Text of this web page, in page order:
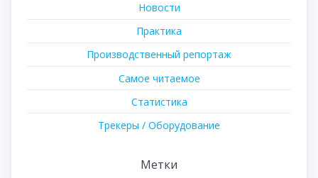
Новости
Практика
Производственный репортаж
Самое читаемое
Статистика
Трекеры / Оборудование
Метки